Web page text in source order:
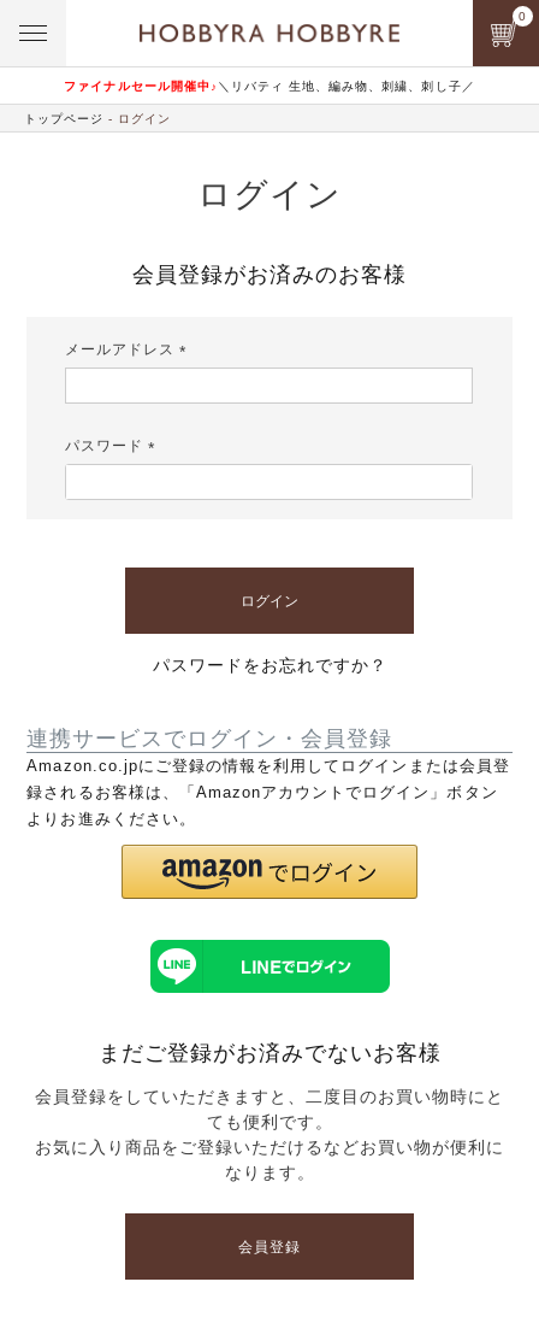
ファイナルセール開催中♪ ＼リバティ 生地、編み物、刺繍、刺し子／
0
トップページ ログイン
ログイン
会員登録がお済みのお客様
メールアドレス
パスワード
ログイン
パスワードをお忘れですか？
連携サービスでログイン・会員登録
Amazon.co.jpにご登録の情報を利用してログインまたは会員登
録されるお客様は、「Amazonアカウントでログイン」ボタン
よりお進みください。
まだご登録がお済みでないお客様
会員登録をしていただきますと、二度目のお買い物時にと
ても便利です。
お気に入り商品をご登録いただけるなどお買い物が便利に
なります。
会員登録